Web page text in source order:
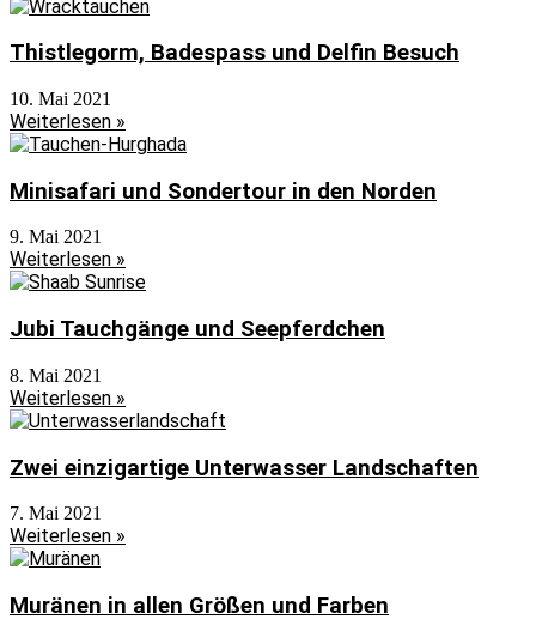
Thistlegorm, Badespass und Delfin Besuch
10. Mai 2021
Weiterlesen »
Minisafari und Sondertour in den Norden
9. Mai 2021
Weiterlesen »
Jubi Tauchgänge und Seepferdchen
8. Mai 2021
Weiterlesen »
Zwei einzigartige Unterwasser Landschaften
7. Mai 2021
Weiterlesen »
Muränen in allen Größen und Farben